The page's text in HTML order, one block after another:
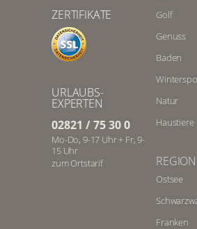
ZERTIFIKATE
URLAUBS-
EXPERTEN
02821 / 75 30 0
Mo-Do, 9-17 Uhr + Fr, 9-
15 Uhr
zum Ortstarif
Golf
Genuss
Baden
Natur
Haustiere
Ostsee
Franken